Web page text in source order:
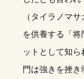
（タイラノマ
を供養する「
ットとして知
門は強きを挫